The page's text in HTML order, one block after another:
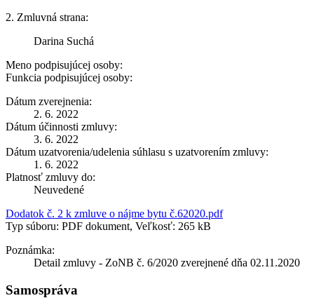
2. Zmluvná strana:
Darina Suchá
Meno podpisujúcej osoby:
Funkcia podpisujúcej osoby:
Dátum zverejnenia:
2. 6. 2022
Dátum účinnosti zmluvy:
3. 6. 2022
Dátum uzatvorenia/udelenia súhlasu s uzatvorením zmluvy:
1. 6. 2022
Platnosť zmluvy do:
Neuvedené
Dodatok č. 2 k zmluve o nájme bytu č.62020.pdf
Typ súboru: PDF dokument, Veľkosť: 265 kB
Poznámka:
Detail zmluvy - ZoNB č. 6/2020 zverejnené dňa 02.11.2020
Samospráva